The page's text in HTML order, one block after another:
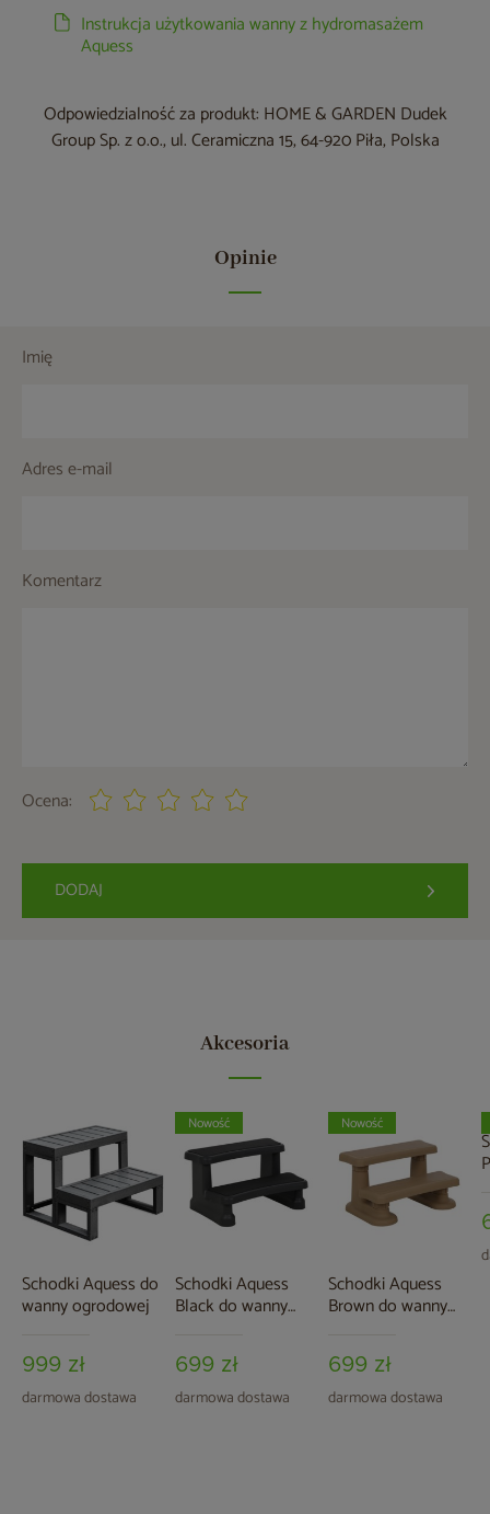
Instrukcja użytkowania wanny z hydromasażem
Aquess
Odpowiedzialność za produkt: HOME & GARDEN Dudek
Group Sp. z o.o., ul. Ceramiczna 15, 64-920 Piła, Polska
Opinie
Imię
Adres e-mail
Komentarz
Ocena:
DODAJ
Akcesoria
Schodki Aquess do
wanny ogrodowej
999 zł
darmowa dostawa
Schodki Aquess
Black do wanny
699 zł
darmowa dostawa
Nowość
Schodki Aquess
Brown do wanny
699 zł
darmowa dostawa
Nowość